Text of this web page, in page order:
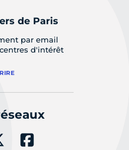
de Paris
par email
d'intérêt